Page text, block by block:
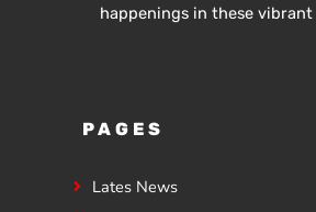
happenings in these vibrant
PAGES
Lates News